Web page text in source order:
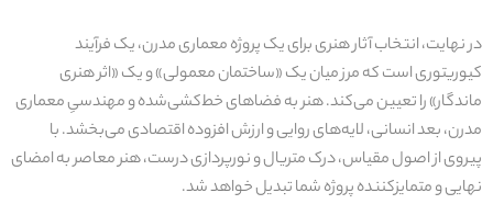
در نهایت، انتخاب آثار هنری برای یک پروژه معماری مدرن، یک فرآیند
کیوریتوری است که مرز میان یک «ساختمان معمولی» و یک «اثر هنری
ماندگار» را تعیین می‌کند. هنر به فضاهای خط‌کشی‌شده و مهندسیِ معماری
مدرن، بعد انسانی، لایه‌های روایی و ارزش افزوده اقتصادی می‌بخشد. با
پیروی از اصول مقیاس، درک متریال و نورپردازی درست، هنر معاصر به امضای
نهایی و متمایزکننده پروژه شما تبدیل خواهد شد.